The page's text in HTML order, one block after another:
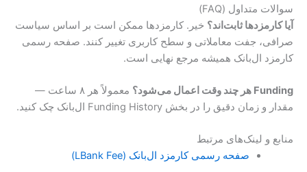
سوالات متداول (FAQ)
آیا کارمزدها ثابت‌اند؟ خیر. کارمزدها ممکن است بر اساس سیاست
صرافی، جفت معاملاتی و سطح کاربری تغییر کنند. صفحه رسمی
کارمزد ال‌بانک همیشه مرجع نهایی است.
Funding هر چند وقت اعمال می‌شود؟
معمولاً هر ۸ ساعت —
مقدار و زمان دقیق را در بخش Funding History ال‌بانک چک کنید.
منابع و لینک‌های مرتبط
صفحه رسمی کارمزد ال‌بانک (LBank Fee)